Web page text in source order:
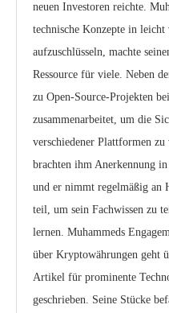
neuen Investoren reichte.
technische Konzepte in
aufzuschlüsseln, machte
Ressource für viele. Neben
zu Open-Source-Projekten
zusammenarbeitet, um die
verschiedener Plattformen zu
brachten ihm Anerkennung
und er nimmt regelmäßig an
teil, um sein Fachwissen zu
lernen. Muhammeds
über Kryptowährungen geht
Artikel für prominente
geschrieben. Seine Stücke